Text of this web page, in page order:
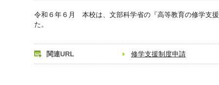
令和６年６月 本校は、文部科学省の『高等教育の修学支
た。
関連URL 修学支援制度申請